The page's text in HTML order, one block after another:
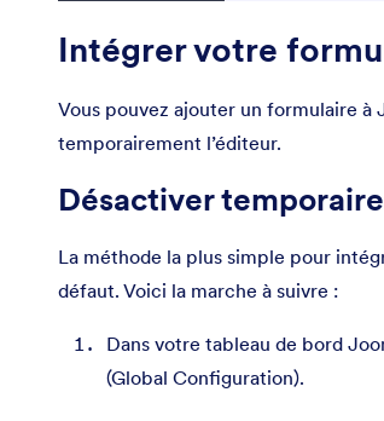
Intégrer votre
Vous pouvez ajouter un formulaire
temporairement l’éditeur.
Désactiver
La méthode la plus simple pour
défaut. Voici la marche à suivre :
Dans votre tableau de bord
(Global Configuration).